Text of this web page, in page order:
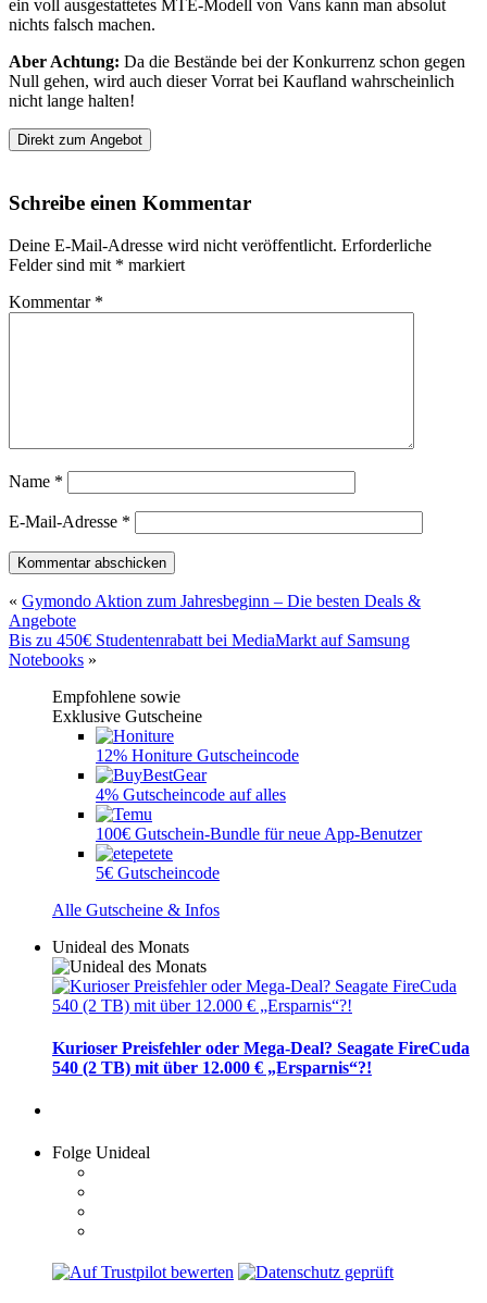
ein voll ausgestattetes MTE-Modell von Vans kann man absolut
nichts falsch machen.
Aber Achtung: Da die Bestände bei der Konkurrenz schon gegen
Null gehen, wird auch dieser Vorrat bei Kaufland wahrscheinlich
nicht lange halten!
Direkt zum Angebot
Schreibe einen Kommentar
Deine E-Mail-Adresse wird nicht veröffentlicht. Erforderliche
Felder sind mit * markiert
Kommentar *
Name *
E-Mail-Adresse *
« Gymondo Aktion zum Jahresbeginn – Die besten Deals &
Angebote
Bis zu 450€ Studentenrabatt bei MediaMarkt auf Samsung
Notebooks »
Empfohlene sowie
Exklusive Gutscheine
12% Honiture Gutscheincode
4% Gutscheincode auf alles
100€ Gutschein-Bundle für neue App-Benutzer
5€ Gutscheincode
Alle Gutscheine & Infos
Unideal des Monats
Kurioser Preisfehler oder Mega-Deal? Seagate FireCuda
540 (2 TB) mit über 12.000 € „Ersparnis“?!
Folge Unideal